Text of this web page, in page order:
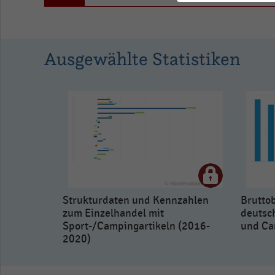
to
data
Ausgewählte Statistiken
Strukturdaten und Kennzahlen
zum Einzelhandel mit
Sport-/Campingartikeln (2016-
2020)
und